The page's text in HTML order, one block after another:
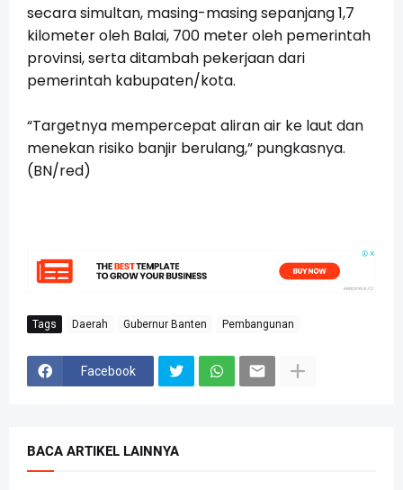
secara simultan, masing-masing sepanjang 1,7
kilometer oleh Balai, 700 meter oleh pemerintah
provinsi, serta ditambah pekerjaan dari
pemerintah kabupaten/kota.
“Targetnya mempercepat aliran air ke laut dan
menekan risiko banjir berulang,” pungkasnya.
(BN/red)
Tags Daerah Gubernur Banten Pembangunan
Facebook
BACA ARTIKEL LAINNYA